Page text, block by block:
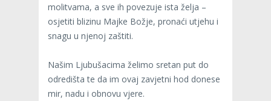
molitvama, a sve ih povezuje ista želja –
osjetiti blizinu Majke Božje, pronaći utjehu i
snagu u njenoj zaštiti.
Našim Ljubušacima želimo sretan put do
odredišta te da im ovaj zavjetni hod donese
mir, nadu i obnovu vjere.